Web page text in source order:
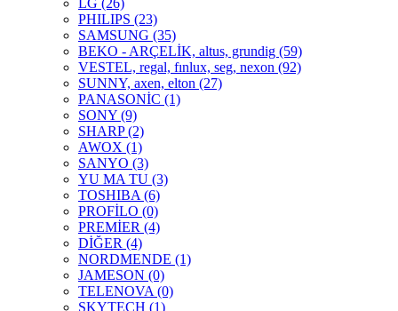
LG (26)
PHILIPS (23)
SAMSUNG (35)
BEKO - ARÇELİK, altus, grundig (59)
VESTEL, regal, fınlux, seg, nexon (92)
SUNNY, axen, elton (27)
PANASONİC (1)
SONY (9)
SHARP (2)
AWOX (1)
SANYO (3)
YU MA TU (3)
TOSHIBA (6)
PROFİLO (0)
PREMİER (4)
DİĞER (4)
NORDMENDE (1)
JAMESON (0)
TELENOVA (0)
SKYTECH (1)